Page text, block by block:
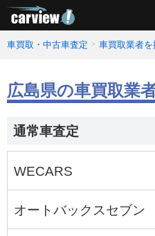
車買取・中古車査定 車買取業者を
広島県の車買取業
通常車査定
WECARS
オートバックスセブ